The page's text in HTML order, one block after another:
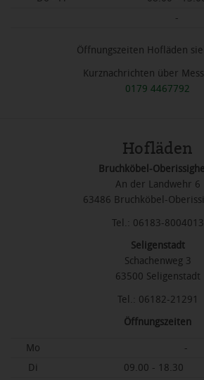
-
Öffnungszeiten Hofläden
Kurznachrichten über
0179 4467792
Hofläden
Bruchköbel-
An der Landwehr 6
63486 Bruchköbel-
Tel.: 06183-8004013
Seligenstadt
Schachenweg 3
63500 Seligenstadt
Tel.: 06182-21291
Öffnungszeiten
Mo
-
Di
09.00 - 18.30